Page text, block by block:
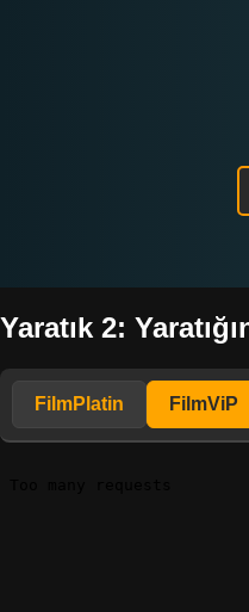
Yaratık 2:
FilmPlatin FilmViP